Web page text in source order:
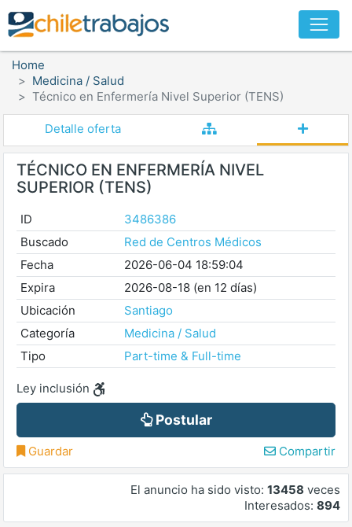
Home
Medicina / Salud
Técnico en Enfermería Nivel Superior (TENS)
Detalle oferta
TÉCNICO EN ENFERMERÍA NIVEL
SUPERIOR (TENS)
ID
3486386
Buscado
Red de Centros Médicos
Fecha
2026-06-04 18:59:04
Expira
2026-08-18 (en 12 días)
Ubicación
Santiago
Categoría
Medicina / Salud
Tipo
Part-time & Full-time
Ley inclusión
Postular
Guardar Compartir
El anuncio ha sido visto: 13458 veces
Interesados: 894